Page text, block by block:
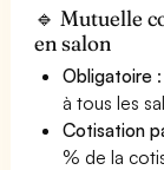
🔹 Mutuelle
en salon
Obligatoire
à tous les
Cotisation
% de la